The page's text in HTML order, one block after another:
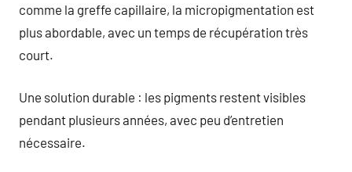
comme la greffe capillaire, la micropigmentation est
plus abordable, avec un temps de récupération très
court.
Une solution durable : les pigments restent visibles
pendant plusieurs années, avec peu d’entretien
nécessaire.